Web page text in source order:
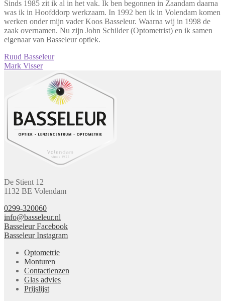
Sinds 1985 zit ik al in het vak. Ik ben begonnen in Zaandam daarna
was ik in Hoofddorp werkzaam. In 1992 ben ik in Volendam komen
werken onder mijn vader Koos Basseleur. Waarna wij in 1998 de
zaak overnamen. Nu zijn John Schilder (Optometrist) en ik samen
eigenaar van Basseleur optiek.
Bericht
navigatie
Vorig
bericht:
Ruud Basseleur
Volgend
Mark Visser
De Stient 12
1132 BE Volendam
0299-320060
info@basseleur.nl
Basseleur Facebook
Basseleur Instagram
Optometrie
Monturen
Contactlenzen
Glas advies
Prijslijst